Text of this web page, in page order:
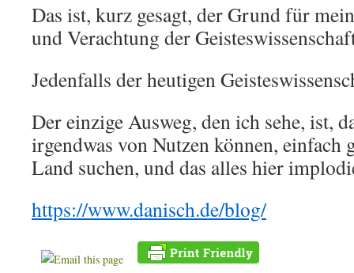
Das ist, kurz gesagt, der Grund für
und Verachtung der
Jedenfalls der heutigen
Der einzige Ausweg, den ich sehe, ist,
irgendwas von Nutzen können, einfach
Land suchen, und das alles hier
https://www.danisch.de/blog/